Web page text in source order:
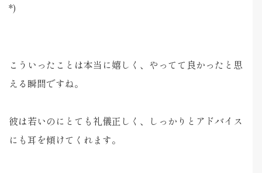
*)
こういったことは本当に嬉しく、やってて良かったと思
える瞬間ですね。
彼は若いのにとても礼儀正しく、しっかりとアドバイス
にも耳を傾けてくれます。